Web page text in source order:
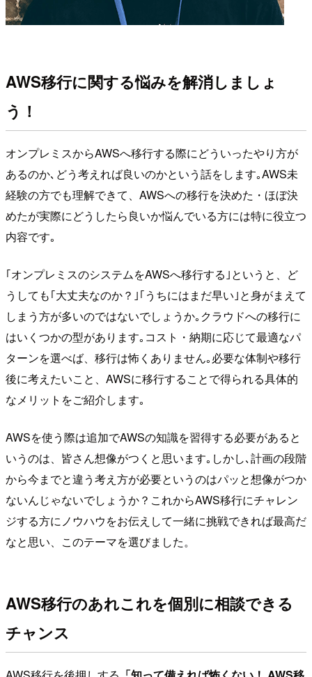
AWS移行に関する悩みを解消しましょ
う！
オンプレミスからAWSへ移行する際にどういったやり方が
あるのか､どう考えれば良いのかという話をします｡AWS未
経験の方でも理解できて、AWSへの移行を決めた・ほぼ決
めたが実際にどうしたら良いか悩んでいる方には特に役立つ
内容です｡
｢オンプレミスのシステムをAWSへ移行する｣というと、ど
うしても｢大丈夫なのか？｣｢うちにはまだ早い｣と身がまえて
しまう方が多いのではないでしょうか｡クラウドへの移行に
はいくつかの型があります｡コスト・納期に応じて最適なパ
ターンを選べば、移行は怖くありません｡必要な体制や移行
後に考えたいこと、AWSに移行することで得られる具体的
なメリットをご紹介します｡
AWSを使う際は追加でAWSの知識を習得する必要があると
いうのは、皆さん想像がつくと思います｡しかし､計画の段階
から今までと違う考え方が必要というのはパッと想像がつか
ないんじゃないでしょうか？これからAWS移行にチャレン
ジする方にノウハウをお伝えして一緒に挑戦できれば最高だ
なと思い、このテーマを選びました。
AWS移行のあれこれを個別に相談できる
チャンス